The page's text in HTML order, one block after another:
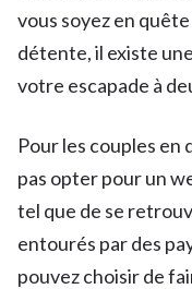
vous soyez en
détente, il existe
votre escapade à
Pour les couples en
pas opter pour un
tel que de se
entourés par des
pouvez choisir de